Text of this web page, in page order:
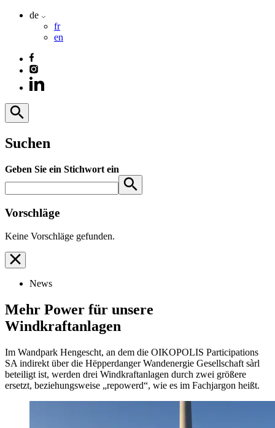
de
fr
en
Suchen
Geben Sie ein Stichwort ein
Vorschläge
Keine Vorschläge gefunden.
News
Mehr Power für unsere
Windkraftanlagen
Im Wandpark Hengescht, an dem die OIKOPOLIS Participations
SA indirekt über die Hëpperdanger Wandenergie Gesellschaft sàrl
beteiligt ist, werden drei Windkraftanlagen durch zwei größere
ersetzt, beziehungsweise „repowerd“, wie es im Fachjargon heißt.